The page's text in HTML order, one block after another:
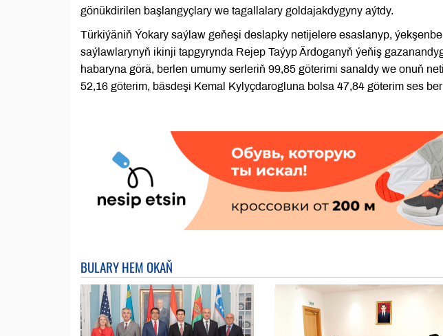
gönükdirilen başlangyçlary we tagallalary goldajakdygyny aýtdy.
Türkiýäniň Ýokary saýlaw geňeşi deslapky netijelere esaslanyp,
saýlawlarynyň ikinji tapgyrynda Rejep Taýyp Ärdoganyň ýeňiş
habaryna görä, berlen umumy serleriň 99,85 göterimi sanaldy we onuň
52,16 göterim, bäsdeşi Kemal Kylyçdarogluna bolsa 47,84 göterim ses
BULARY HEM OKAŇ